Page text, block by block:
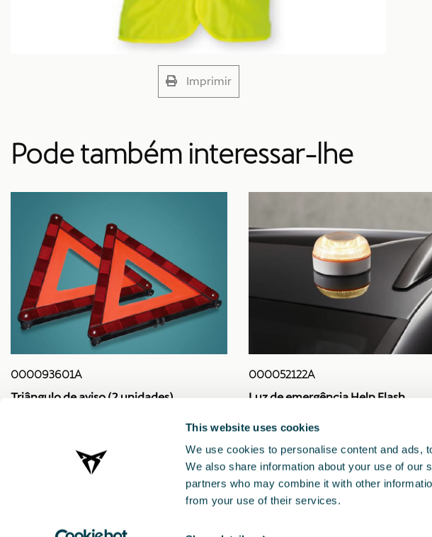
This website uses cookies
We use cookies to personalise content and ads,
We also share information about your use of our
partners who may combine it with other
from your use of their services.
Imprimir
Pode também interessar-lhe
000093601A
Triângulo de aviso (2 unidades)
000052122A
Luz de emergência Help Flash